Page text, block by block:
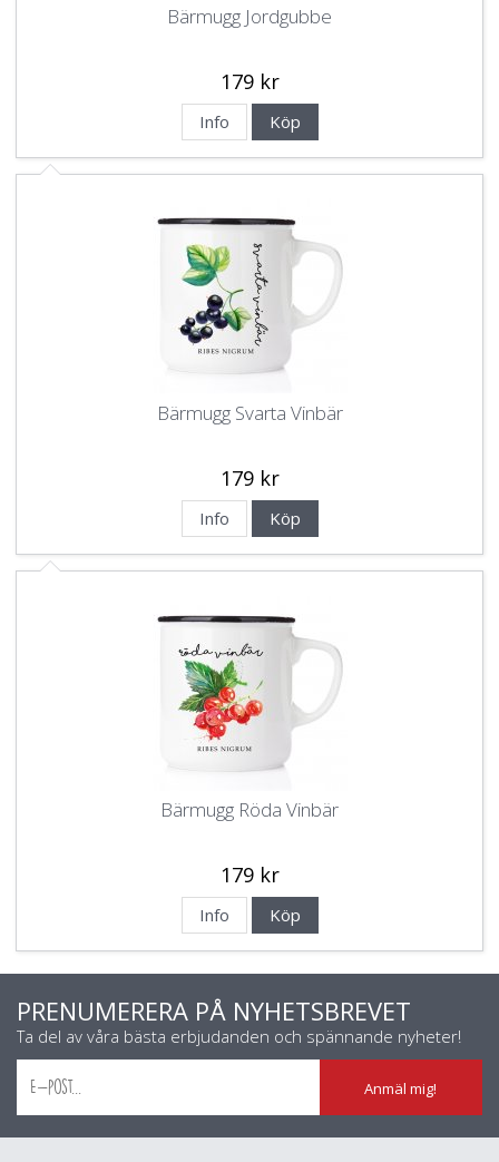
Bärmugg Jordgubbe
179 kr
Info Köp
Bärmugg Svarta Vinbär
179 kr
Info Köp
Bärmugg Röda Vinbär
179 kr
Info Köp
PRENUMERERA PÅ NYHETSBREVET
Ta del av våra bästa erbjudanden och spännande nyheter!
Anmäl mig!